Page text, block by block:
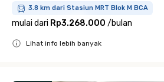
3.8 km dari Stasiun MRT Blok M BCA
mulai dari Rp3.268.000 /bulan
Lihat info lebih banyak